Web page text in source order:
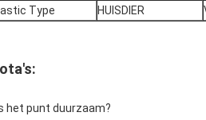
Type HUISDIER
het punt duurzaam?